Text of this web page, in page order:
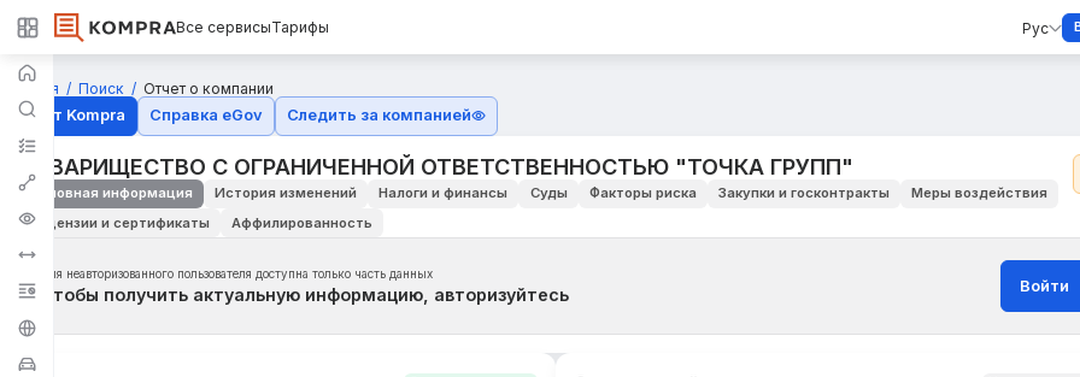
Все сервисыТарифы Рус
Главная Поиск
Отчет о компании
Отчёт Kompra
Справка eGov Следить за компанией
ТОВАРИЩЕСТВО С ОГРАНИЧЕННОЙ ОТВЕТСТВЕННОСТЬЮ "ТОЧКА ГРУПП"
Основная информация История изменений Налоги и финансы Суды Факторы риска Закупки и госконтракты
Меры воздействия
Лицензии и сертификаты
Аффилированность
Для неавторизованного пользователя доступна только часть данных
Чтобы получить актуальную информацию, авторизуйтесь Войти